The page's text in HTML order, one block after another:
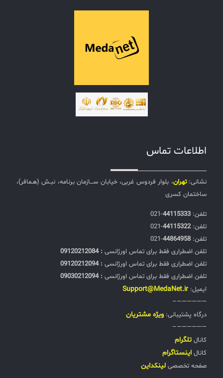
اطلاعات تماس
نشانی:تهران، بلوار فردوس غربی، خیابان ســـازمان برنامه، نبـش (هـمافر)،
ساختمان کسری
تلفن:‌ 44115333
-021
تلفن:‌44115322
-021
تلفن:‌ 44864958
-021
تلفن اضطراری فقط برای تماس اورژانسی : 09120212084
تلفن اضطراری فقط برای تماس اورژانسی : 09120212094
تلفن اضطراری فقط برای تماس اورژانسی : 09030212094
ایمیل: Support@MedaNet.ir
——————–
درگاه پشتیبانی: ويژه مشتریان
——————–
کانال تلگرام
کانال اینستاگرام
صفحه تخصصی لینکداین